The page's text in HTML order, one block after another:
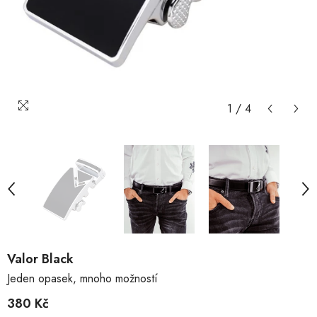
1 / 4
Valor Black
Jeden opasek, mnoho možností
380 Kč